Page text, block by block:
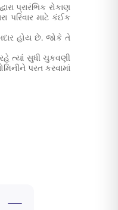
પ્રારંભિક રોકાણ
પરિવાર માટે કંઈક
હોય છે. જોકે તે
ત્યાં સુધી ચુકવણી
પરત કરવામાં